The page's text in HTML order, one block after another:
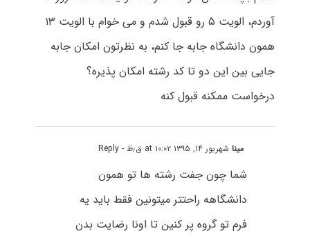
آوردم، الویت ۵ رو قبول شدم و می خوام با الویت ۱۳
همون دانشگاه جابه جا کنم، به نظرتون امکان جابه
جایی بین این دو تا کد رشته امکان پذیره؟
درخواست ممکنه قبول کنه
میناشهریور ۱۴, ۱۳۹۵ at ۱۰:۰۲ ق٫ظ - Reply
شما چون جفت رشته ها تو همون
دانشگاهه راحتتر میتونین فقط باید یه
فرم تو گروه پر کنین تا اونا رضایت بدن